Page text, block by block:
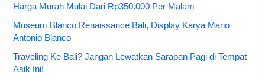
Harga Murah Mulai Dari Rp350.000 Per Malam
Museum Blanco Renaissance Bali, Display Karya Mario
Antonio Blanco
Traveling Ke Bali? Jangan Lewatkan Sarapan Pagi di Tempat
Asik Ini!